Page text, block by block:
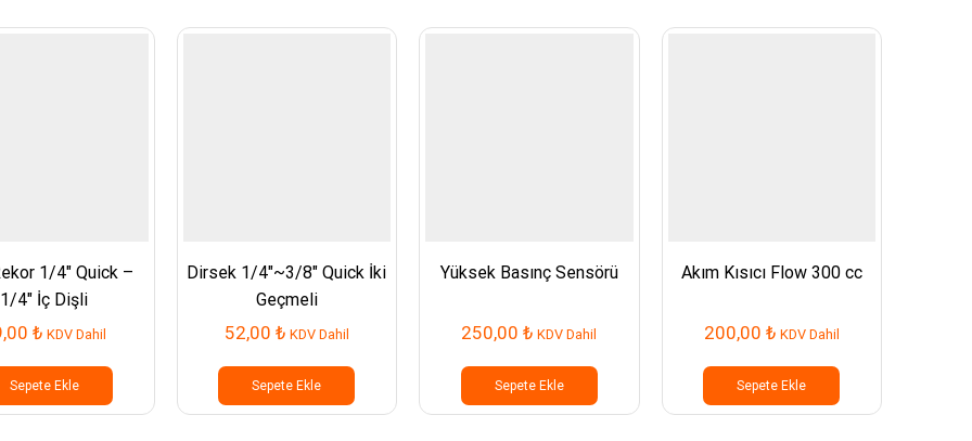
1/4″ Quick –
1/4″ İç Dişli
₺ KDV Dahil
Sepete Ekle
Dirsek 1/4″~3/8″ Quick İki
Geçmeli
52,00 ₺ KDV Dahil
Sepete Ekle
Yüksek Basınç Sensörü
250,00₺ KDV Dahil
Sepete Ekle
Akım Kısıcı Flow 300 cc
200,00 ₺ KDV Dahil
Sepete Ekle